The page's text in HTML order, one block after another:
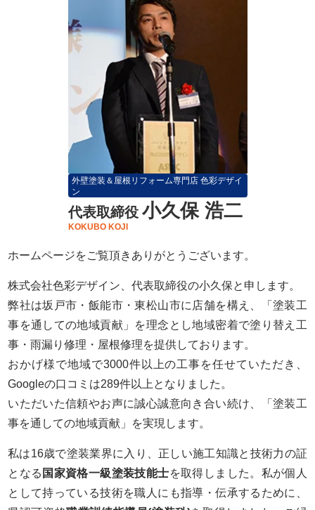
外壁塗装＆屋根リフォーム専門店 色彩デザイ
ン
代表取締役 小久保 浩二
KOKUBO KOJI
ホームページをご覧頂きありがとうございます。
株式会社色彩デザイン、代表取締役の小久保と申します。
弊社は坂戸市・飯能市・東松山市に店舗を構え、「塗装工
事を通しての地域貢献」を理念とし地域密着で塗り替え工
事・雨漏り修理・屋根修理を提供しております。
おかげ様で地域で3000件以上の工事を任せていただき、
Googleの口コミは289件以上となりました。
いただいた信頼やお声に誠心誠意向き合い続け、「塗装工
事を通しての地域貢献」を実現します。
私は16歳で塗装業界に入り、正しい施工知識と技術力の証
となる 国家資格一級塗装技能士を取得しました。私が個人
として持っている技術を職人にも指導・伝承するために、